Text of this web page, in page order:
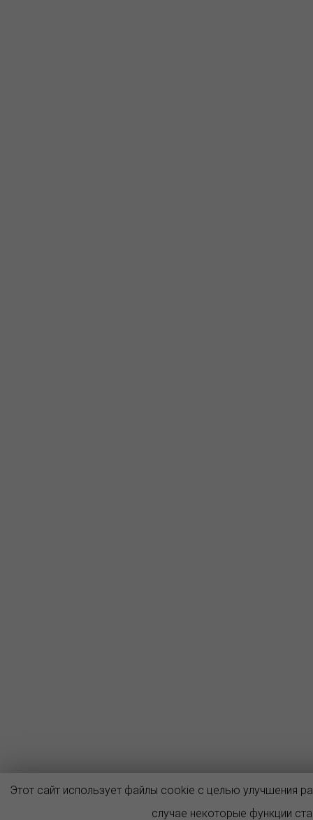
Этот сайт использует файлы cookie с целью улучшения
случае некоторые функции